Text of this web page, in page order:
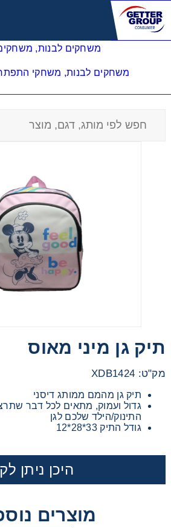
תיקי גן
תיק גן מיני מאוס
מק"ט: XDB1424
תיק גן מהמם ממותג דיסני
גדול ועמוק, מתאים לכל דבר
התינוק/הילד שלכם לגן
גודל התיק 33*28*12
היכן ניתן
מוצרים
משחקים לבנים
משחקים להתפתחות תינוקות
מכוניות משחק
ריהוט לילדים